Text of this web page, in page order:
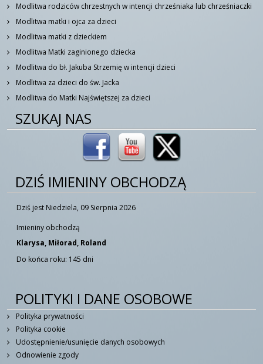
Modlitwa rodziców chrzestnych w intencji chrześniaka lub chrześniaczki
Modlitwa matki i ojca za dzieci
Modlitwa matki z dzieckiem
Modlitwa Matki zaginionego dziecka
Modlitwa do bł. Jakuba Strzemię w intencji dzieci
Modlitwa za dzieci do św. Jacka
Modlitwa do Matki Najświętszej za dzieci
SZUKAJ NAS
DZIŚ IMIENINY OBCHODZĄ
Dziś jest Niedziela, 09 Sierpnia 2026
Imieniny obchodzą
Klarysa, Miłorad, Roland
Do końca roku: 145 dni
POLITYKI I DANE OSOBOWE
Polityka prywatności
Polityka cookie
Udostępnienie/usunięcie danych osobowych
Odnowienie zgody